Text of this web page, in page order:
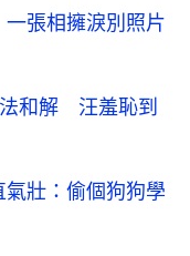
張相擁淚別照片
和解 汪羞恥到
壯：偷個狗狗學